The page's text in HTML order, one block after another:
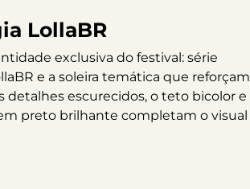
LollaBR
exclusiva do festival: série
e a soleira temática que reforçam
detalhes escurecidos, o teto bicolor e
em preto brilhante completam o visual